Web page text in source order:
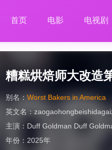
首页 电影 电视剧
糟糕烘焙师大改造
别名： Worst Bakers in America
英文名：
主演： Duff Goldman Duff
年份： 2025年